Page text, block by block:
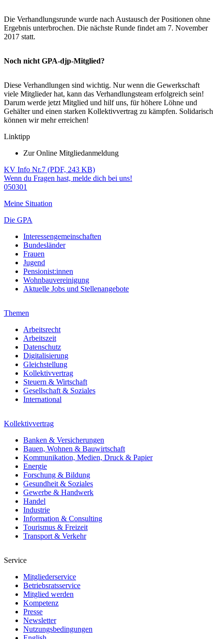
Die Verhandlungsrunde wurde nach Austausch der Positionen ohne
Ergebnis unterbrochen. Die nächste Runde findet am 7. November
2017 statt.
Noch nicht GPA-djp-Mitglied?
Diese Verhandlungen sind wichtig. Nur wenn die Gewerkschaft
viele Mitglieder hat, kann das Verhandlungsteam erfolgreich sein!
Darum werde jetzt Mitglied und hilf uns, für höhere Löhne und
Gehälter und einen starken Kollektivvertrag zu kämpfen. Solidarisch
können wir mehr erreichen!
Linktipp
Zur Online Mitgliedanmeldung
KV Info Nr.7 (PDF, 243 KB)
Wenn du Fragen hast, melde dich bei uns!
050301
Meine Situation
Die GPA
Interessengemeinschaften
Bundesländer
Frauen
Jugend
Pensionist:innen
Wohnbauvereinigung
Aktuelle Jobs und Stellenangebote
Themen
Arbeitsrecht
Arbeitszeit
Datenschutz
Digitalisierung
Gleichstellung
Kollektivvertrag
Steuern & Wirtschaft
Gesellschaft & Soziales
International
Kollektivvertrag
Banken & Versicherungen
Bauen, Wohnen & Bauwirtschaft
Kommunikation, Medien, Druck & Papier
Energie
Forschung & Bildung
Gesundheit & Soziales
Gewerbe & Handwerk
Handel
Industrie
Information & Consulting
Tourismus & Freizeit
Transport & Verkehr
Service
Mitgliederservice
Betriebsratsservice
Mitglied werden
Kompetenz
Presse
Newsletter
Nutzungsbedingungen